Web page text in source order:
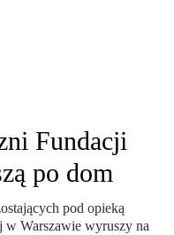
Fundacji
po dom
pod opieką
Warszawie wyruszy na